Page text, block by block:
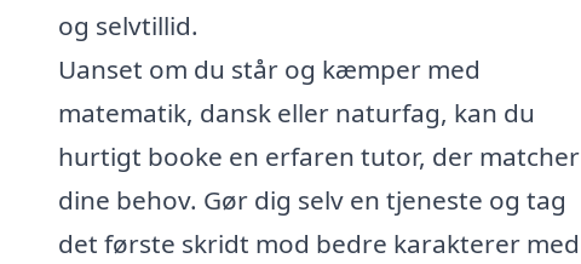
og selvtillid.
Uanset om du står og kæmper med
matematik, dansk eller naturfag, kan du
hurtigt booke en erfaren tutor, der matcher
dine behov. Gør dig selv en tjeneste og tag
det første skridt mod bedre karakterer med